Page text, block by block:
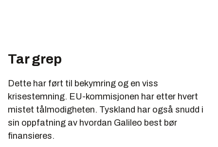
Tar grep
Dette har ført til bekymring og en viss
krisestemning. EU-kommisjonen har etter hvert
mistet tålmodigheten. Tyskland har også snudd i
sin oppfatning av hvordan Galileo best bør
finansieres.